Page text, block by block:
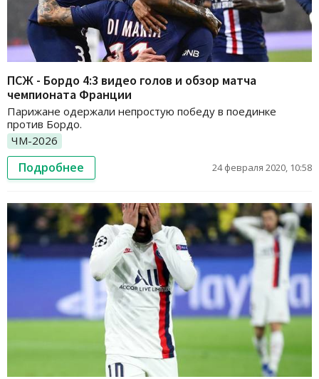
ПСЖ - Бордо 4:3 видео голов и обзор матча
чемпионата Франции
Парижане одержали непростую победу в поединке
против Бордо.
ЧМ-2026
Подробнее 24 февраля 2020, 10:58